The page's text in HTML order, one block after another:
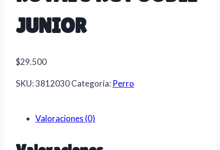
JUNIOR
$29.500
SKU:3812030Categoría: Perro
Valoraciones (0)